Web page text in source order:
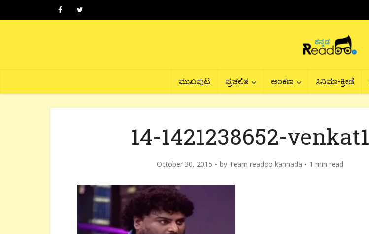
ಮುಖಪುಟ ಪ್ರಚಲಿತ ಅಂಕಣ ಸಿನಿಮಾ-ಕ್ರೀಡೆ
14-1421238652-venkat1
October 30, 2015 by Team readoo kannada 1 min read